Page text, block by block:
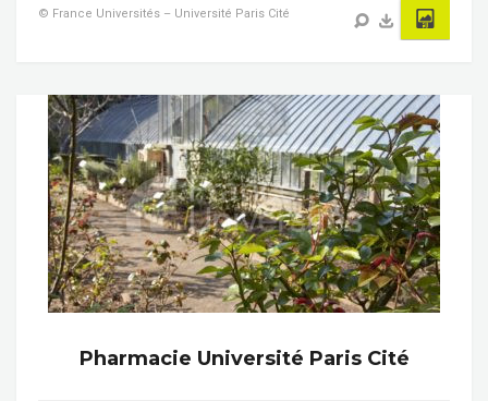
© France Universités – Université Paris Cité
Pharmacie Université Paris Cité